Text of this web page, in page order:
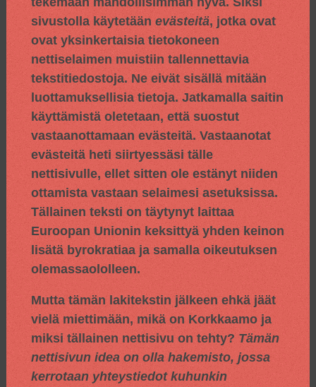
sivustolla käytetään evästeitä, jotka ovat
ovat yksinkertaisia tietokoneen
nettiselaimen muistiin tallennettavia
tekstitiedostoja. Ne eivät sisällä mitään
luottamuksellisia tietoja. Jatkamalla saitin
käyttämistä oletetaan, että suostut
vastaanottamaan evästeitä. Vastaanotat
evästeitä heti siirtyessäsi tälle
nettisivulle, ellet sitten ole estänyt niiden
ottamista vastaan selaimesi asetuksissa.
Tällainen teksti on täytynyt laittaa
Euroopan Unionin keksittyä yhden keinon
lisätä byrokratiaa ja samalla oikeutuksen
olemassaololleen.
Mutta tämän lakitekstin jälkeen ehkä jäät
vielä miettimään, mikä on Korkkaamo ja
miksi tällainen nettisivu on tehty? Tämän
nettisivun idea on olla hakemisto, jossa
kerrotaan yhteystiedot kuhunkin